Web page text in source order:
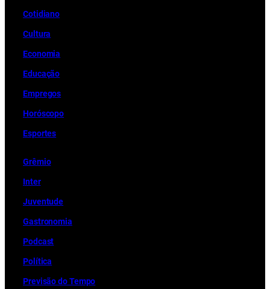
Cotidiano
Cultura
Economia
Educação
Empregos
Horóscopo
Esportes
Grêmio
Inter
Juventude
Gastronomia
Podcast
Política
Previsão do Tempo